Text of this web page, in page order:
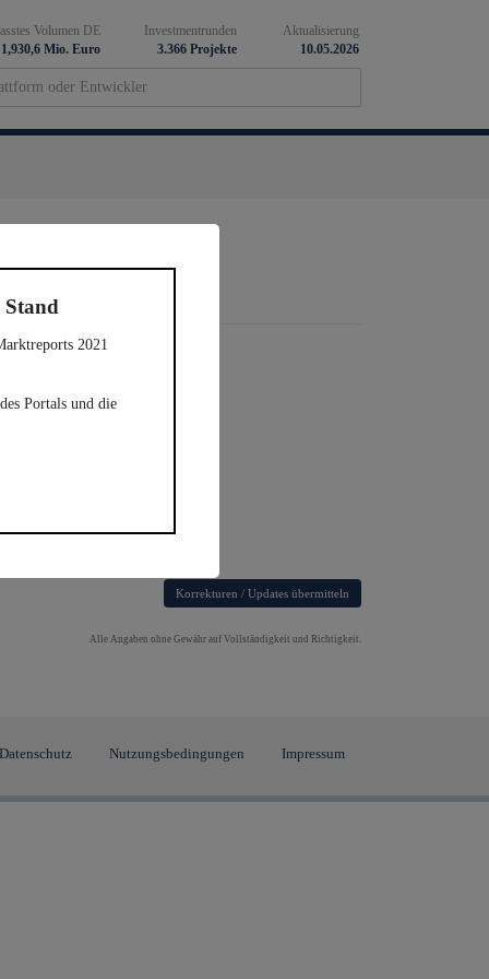
Aktualisierung
10.05.2026
Investmentrunden
3.366 Projekte
Volumen DE
1,930,6 Mio. Euro
Korrekturen / Updates übermitteln
Alle Angaben ohne Gewähr auf Vollständigkeit und Richtigkeit.
Datenschutz Nutzungsbedingungen Impressum
2021
Portals und die